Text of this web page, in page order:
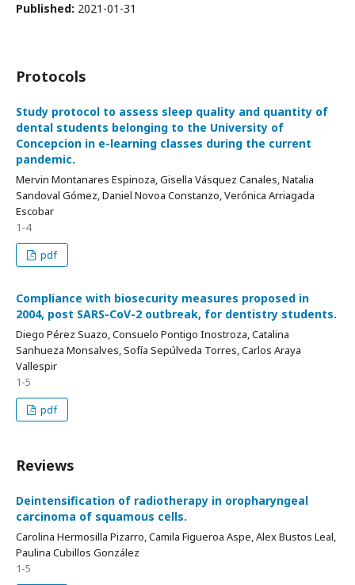
Published: 2021-01-31
Protocols
Study protocol to assess sleep quality and quantity of
dental students belonging to the University of
Concepcion in e-learning classes during the current
pandemic.
Mervin Montanares Espinoza, Gisella Vásquez Canales, Natalia
Sandoval Gómez, Daniel Novoa Constanzo, Verónica Arriagada
Escobar
1-4
pdf
Compliance with biosecurity measures proposed in
2004, post SARS-CoV-2 outbreak, for dentistry students.
Diego Pérez Suazo, Consuelo Pontigo Inostroza, Catalina
Sanhueza Monsalves, Sofía Sepúlveda Torres, Carlos Araya
Vallespir
1-5
pdf
Reviews
Deintensification of radiotherapy in oropharyngeal
carcinoma of squamous cells.
Carolina Hermosilla Pizarro, Camila Figueroa Aspe, Alex Bustos Leal,
Paulina Cubillos González
1-5